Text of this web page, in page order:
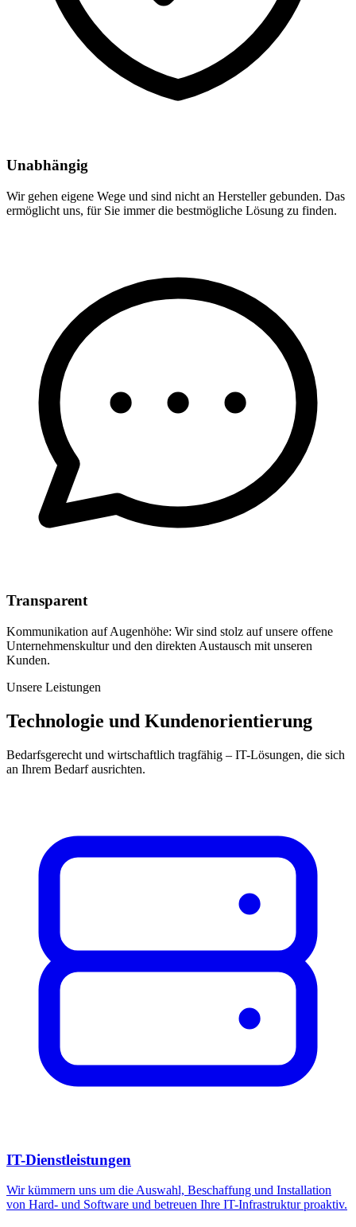
Unabhängig
Wir gehen eigene Wege und sind nicht an Hersteller gebunden. Das
ermöglicht uns, für Sie immer die bestmögliche Lösung zu finden.
Transparent
Kommunikation auf Augenhöhe: Wir sind stolz auf unsere offene
Unternehmenskultur und den direkten Austausch mit unseren
Kunden.
Unsere Leistungen
Technologie und Kundenorientierung
Bedarfsgerecht und wirtschaftlich tragfähig – IT-Lösungen, die sich
an Ihrem Bedarf ausrichten.
IT-Dienstleistungen
Wir kümmern uns um die Auswahl, Beschaffung und Installation
von Hard- und Software und betreuen Ihre IT-Infrastruktur proaktiv.